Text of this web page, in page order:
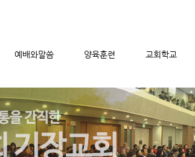
예배와말씀 양육훈련 교회학교